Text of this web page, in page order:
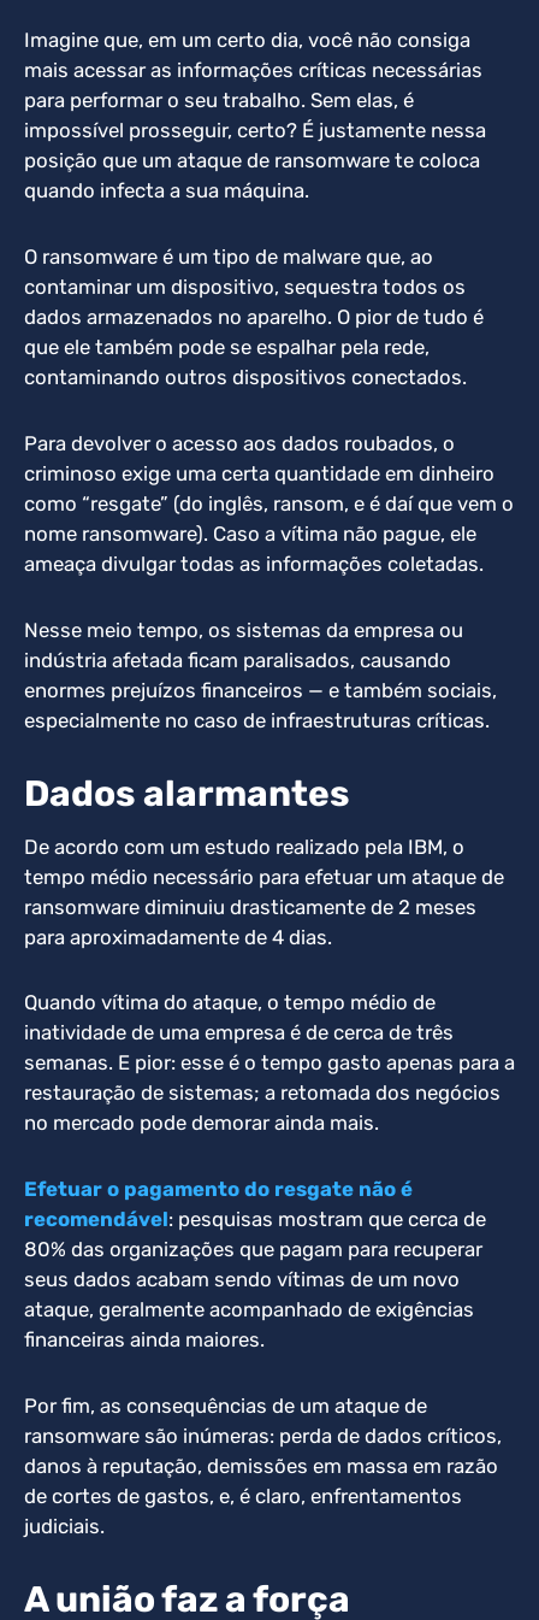
Imagine que, em um certo dia, você não consiga
mais acessar as informações críticas necessárias
para performar o seu trabalho. Sem elas, é
impossível prosseguir, certo? É justamente nessa
posição que um ataque de ransomware te coloca
quando infecta a sua máquina.
O ransomware é um tipo de malware que, ao
contaminar um dispositivo, sequestra todos os
dados armazenados no aparelho. O pior de tudo é
que ele também pode se espalhar pela rede,
contaminando outros dispositivos conectados.
Para devolver o acesso aos dados roubados, o
criminoso exige uma certa quantidade em dinheiro
como “resgate” (do inglês, ransom, e é daí que vem o
nome ransomware). Caso a vítima não pague, ele
ameaça divulgar todas as informações coletadas.
Nesse meio tempo, os sistemas da empresa ou
indústria afetada ficam paralisados, causando
enormes prejuízos financeiros — e também sociais,
especialmente no caso de infraestruturas críticas.
Dados alarmantes
De acordo com um estudo realizado pela IBM, o
tempo médio necessário para efetuar um ataque de
ransomware diminuiu drasticamente de 2 meses
para aproximadamente de 4 dias.
Quando vítima do ataque, o tempo médio de
inatividade de uma empresa é de cerca de três
semanas. E pior: esse é o tempo gasto apenas para a
restauração de sistemas; a retomada dos negócios
no mercado pode demorar ainda mais.
Efetuar o pagamento do resgate não é
recomendável: pesquisas mostram que cerca de
80% das organizações que pagam para recuperar
seus dados acabam sendo vítimas de um novo
ataque, geralmente acompanhado de exigências
financeiras ainda maiores.
Por fim, as consequências de um ataque de
ransomware são inúmeras: perda de dados críticos,
danos à reputação, demissões em massa em razão
de cortes de gastos, e, é claro, enfrentamentos
judiciais.
A união faz a força